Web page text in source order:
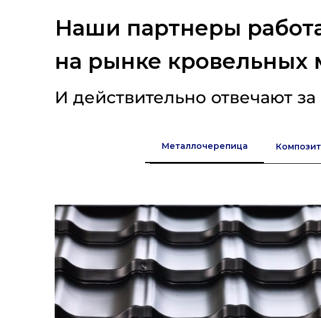
Наши партнеры
на рынке кровельных
И действительно отвечают за
Металлочерепица